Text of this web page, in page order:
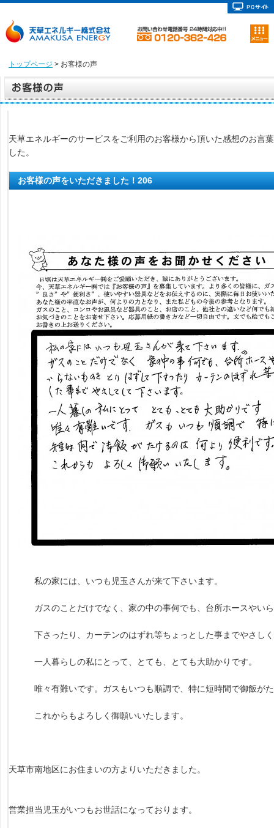
トップページ > お客様の声
天草エネルギーのサービスをご利用のお客様から頂いた感想のお言
した。
お客様の声をいただきました！206
私の家には、いつも児玉さんが来て下さいます。
ガスのことだけでなく、家の中の事何でも、台所ホースやいら
下さったり、カーテンのはずれ等ちょっとした事までやさしく
一人暮らしの私にとって、とても、とても大助かりです。
唯々有難いです。ガスもいつも順調で、特に短時間で御飯がた
これからもよろしく御願いいたします。
天草市南地区にお住まいの方よりいただきました。
営業担当児玉がいつもお世話になっております。